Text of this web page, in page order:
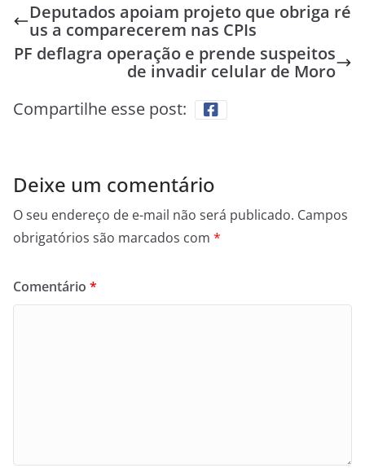
Deputados apoiam projeto que obriga ré
us a comparecerem nas CPIs
PF deflagra operação e prende suspeitos
de invadir celular de Moro
Compartilhe esse post:
Deixe um comentário
O seu endereço de e-mail não será publicado. Campos
obrigatórios são marcados com *
Comentário *